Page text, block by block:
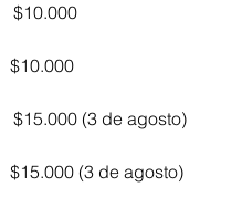
$10.000
$10.000
$15.000 (3 de agosto)
$15.000 (3 de agosto)